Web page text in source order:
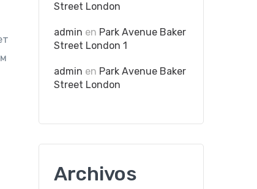
Street London
admin en Park Avenue Baker
Street London 1
admin en Park Avenue Baker
Street London
Archivos